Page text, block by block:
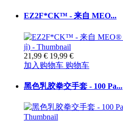
EZ2F*CK™ - 来自 MEO...
21,99 € 19,99 €
加入购物车 购物车
黑色乳胶拳交手套 - 100 Pa...